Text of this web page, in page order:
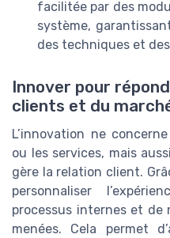
facilitée par des
système,
des techniques et
Innover pour
clients et du
L’innovation ne
ou les services, mais
gère la relation client.
personnaliser
processus internes et de
menées. Cela permet